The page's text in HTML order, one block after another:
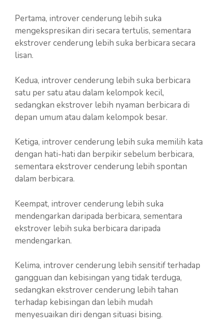
Pertama, introver cenderung lebih suka
mengekspresikan diri secara tertulis, sementara
ekstrover cenderung lebih suka berbicara secara
lisan.
Kedua, introver cenderung lebih suka berbicara
satu per satu atau dalam kelompok kecil,
sedangkan ekstrover lebih nyaman berbicara di
depan umum atau dalam kelompok besar.
Ketiga, introver cenderung lebih suka memilih kata
dengan hati-hati dan berpikir sebelum berbicara,
sementara ekstrover cenderung lebih spontan
dalam berbicara.
Keempat, introver cenderung lebih suka
mendengarkan daripada berbicara, sementara
ekstrover lebih suka berbicara daripada
mendengarkan.
Kelima, introver cenderung lebih sensitif terhadap
gangguan dan kebisingan yang tidak terduga,
sedangkan ekstrover cenderung lebih tahan
terhadap kebisingan dan lebih mudah
menyesuaikan diri dengan situasi bising.